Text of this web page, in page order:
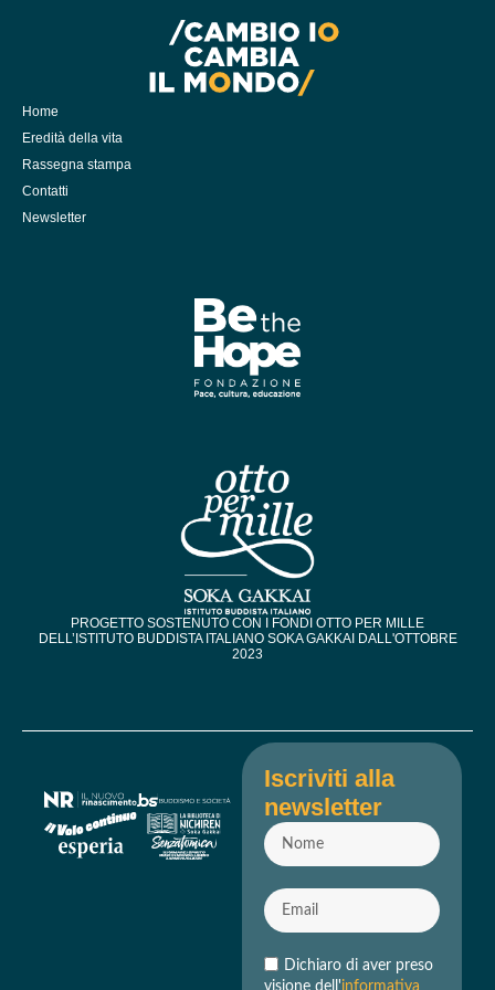
Home
Eredità della vita
Rassegna stampa
Contatti
Newsletter
PROGETTO SOSTENUTO CON I FONDI OTTO PER MILLE
DELL’ISTITUTO BUDDISTA ITALIANO SOKA GAKKAI DALL'OTTOBRE
2023​
Iscriviti alla
newsletter
Dichiaro di aver preso